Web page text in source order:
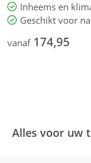
Inheems en
Geschikt voor
vanaf 174,95
Alles voor uw